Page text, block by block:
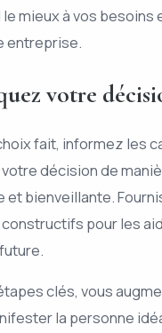
mieux à vos besoins
entreprise.
votre
fait, informez les
décision de
et bienveillante.
pour les
clés, vous
la personne